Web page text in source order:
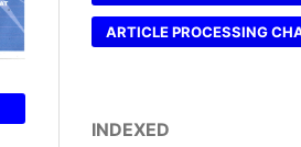
ARTICLE PROCESSING
INDEXED